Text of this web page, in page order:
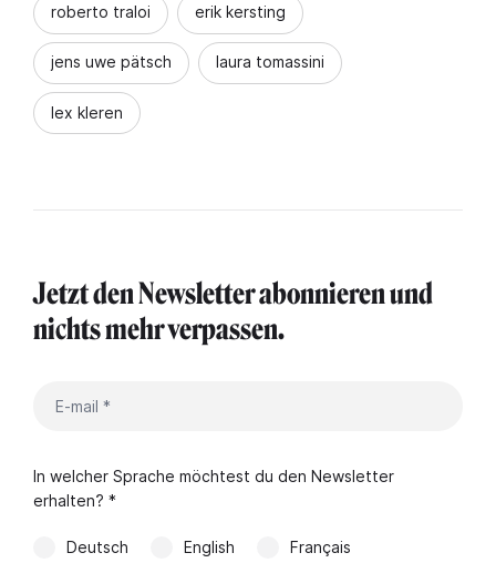
roberto traloi erik kersting
jens uwe pätsch laura tomassini
lex kleren
Jetzt den Newsletter abonnieren und
nichts mehr verpassen.
In welcher Sprache möchtest du den Newsletter
erhalten? *
Deutsch English Français